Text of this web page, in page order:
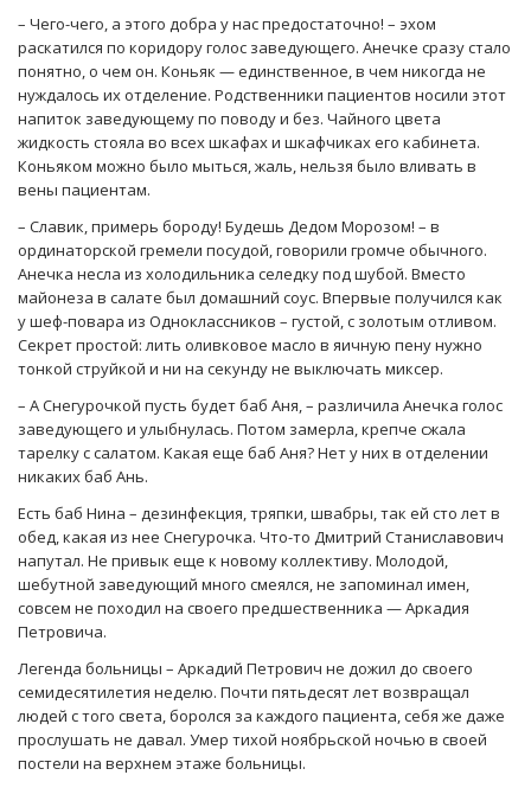
– Чего-чего, а этого добра у нас предостаточно! – эхом
раскатился по коридору голос заведующего. Анечке сразу стало
понятно, о чем он. Коньяк — единственное, в чем никогда не
нуждалось их отделение. Родственники пациентов носили этот
напиток заведующему по поводу и без. Чайного цвета
жидкость стояла во всех шкафах и шкафчиках его кабинета.
Коньяком можно было мыться, жаль, нельзя было вливать в
вены пациентам.
– Славик, примерь бороду! Будешь Дедом Морозом! – в
ординаторской гремели посудой, говорили громче обычного.
Анечка несла из холодильника селедку под шубой. Вместо
майонеза в салате был домашний соус. Впервые получился как
у шеф-повара из Одноклассников – густой, с золотым отливом.
Секрет простой: лить оливковое масло в яичную пену нужно
тонкой струйкой и ни на секунду не выключать миксер.
– А Снегурочкой пусть будет баб Аня, – различила Анечка голос
заведующего и улыбнулась. Потом замерла, крепче сжала
тарелку с салатом. Какая еще баб Аня? Нет у них в отделении
никаких баб Ань.
Есть баб Нина – дезинфекция, тряпки, швабры, так ей сто лет в
обед, какая из нее Снегурочка. Что-то Дмитрий Станиславович
напутал. Не привык еще к новому коллективу. Молодой,
шебутной заведующий много смеялся, не запоминал имен,
совсем не походил на своего предшественника — Аркадия
Петровича.
Легенда больницы – Аркадий Петрович не дожил до своего
семидесятилетия неделю. Почти пятьдесят лет возвращал
людей с того света, боролся за каждого пациента, себя же даже
прослушать не давал. Умер тихой ноябрьской ночью в своей
постели на верхнем этаже больницы.